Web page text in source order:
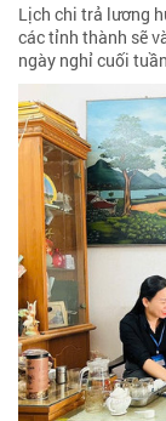
Lịch chi trả lương
các tỉnh thành sẽ
ngày nghỉ cuối